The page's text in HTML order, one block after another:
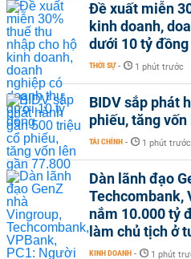
Đề xuất miễn
kinh doanh,
dưới 10 tỷ đồng
THỜI SỰ - 1 phút trước
BIDV sắp phát
phiếu, tăng
TÀI CHÍNH - 1 phút trước
Dàn lãnh đạo
Techcombank,
nắm 10.000 tỷ
làm chủ tịch ở
KINH DOANH - 1 phút